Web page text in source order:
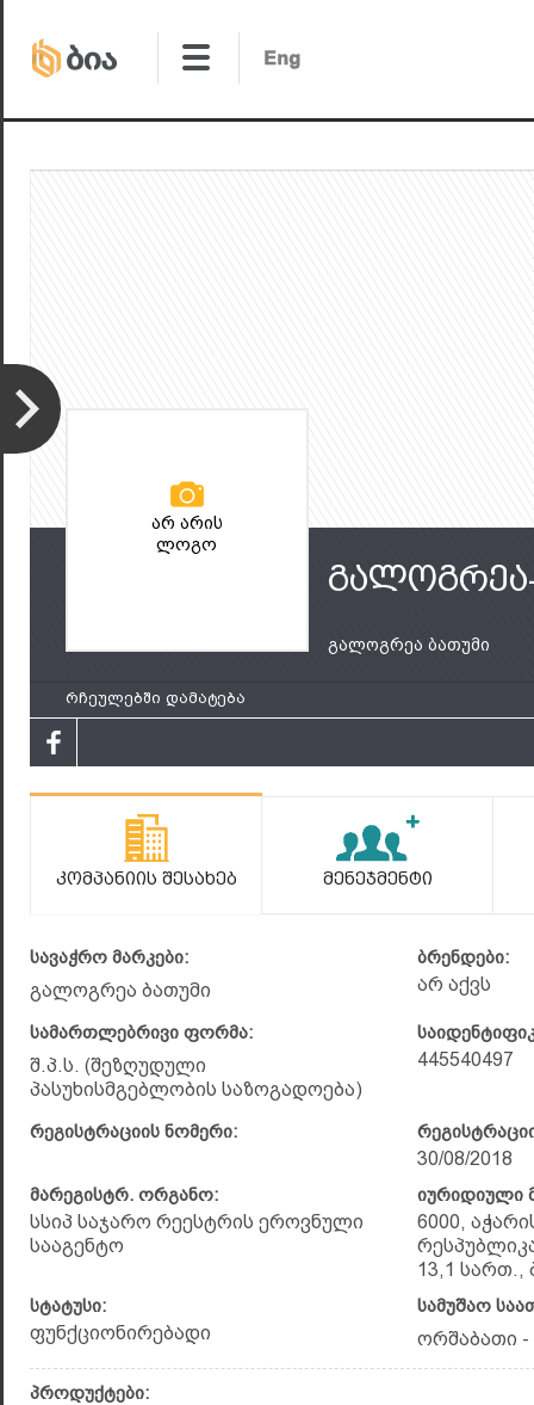
არ არის
ლოგო
გალოგრეა ბათუმი
რჩეულებში დამატება
Კომპანიის Შესახებ Მენეჯმენტი
სავაჭრო მარკები:
გალოგრეა ბათუმი
ბრენდები:
არ აქვს
სამართლებრივი ფორმა:
შ.პ.ს. (შეზღუდული
პასუხისმგებლობის საზოგადოება)
445540497
რეგისტრაციის ნომერი:
30/08/2018
მარეგისტრ. ორგანო:
სსიპ საჯარო რეესტრის ეროვნული
სააგენტო
იურიდიული
6000,
13,1 სართ.,
სტატუსი:
ფუნქციონირებადი
სამუშაო
ორშაბათი -
პროდუქტები: